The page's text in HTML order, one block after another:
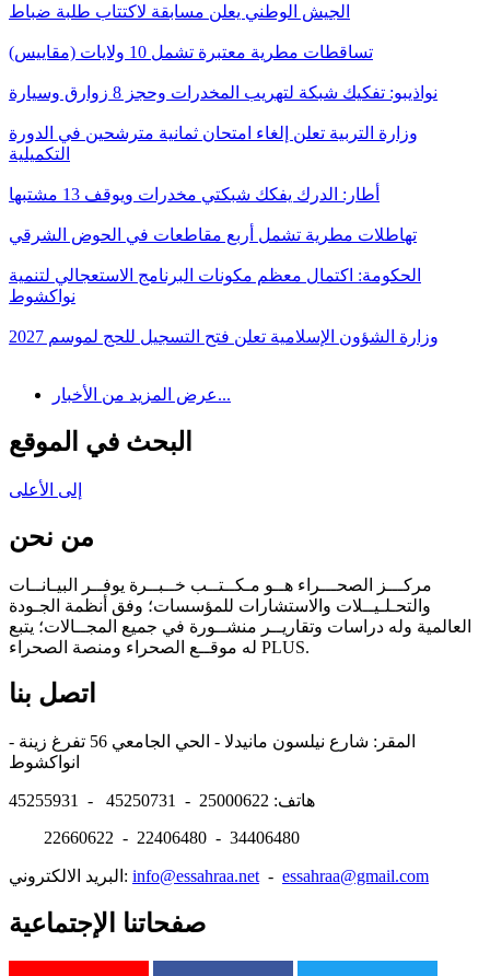
الجيش الوطني يعلن مسابقة لاكتتاب طلبة ضباط
تساقطات مطرية معتبرة تشمل 10 ولايات (مقاييس)
نواذيبو: تفكيك شبكة لتهريب المخدرات وحجز 8 زوارق وسيارة
وزارة التربية تعلن إلغاء امتحان ثمانية مترشحين في الدورة
التكميلية
أطار: الدرك يفكك شبكتي مخدرات ويوقف 13 مشتبها
تهاطلات مطرية تشمل أربع مقاطعات في الحوض الشرقي
الحكومة: اكتمال معظم مكونات البرنامج الاستعجالي لتنمية
نواكشوط
وزارة الشؤون الإسلامية تعلن فتح التسجيل للحج لموسم 2027
عرض المزيد من الأخبار...
البحث في الموقع
إلى الأعلى
من نحن
مركـــز الصحـــراء هــو مـكــتــب خــبــرة يوفــر البيـانــات
والتحـلـيــلات والاستشارات للمؤسسات؛ وفق أنظمة الجـودة
العالمية وله دراسات وتقاريــر منشــورة في جميع المجــالات؛ يتبع
له موقــع الصحراء ومنصة الصحراء PLUS.
اتصل بنا
المقر: شارع نيلسون مانيدلا - الحي الجامعي 56 تفرغ زينة -
هاتف: 25000622 - 45250731 - 45255931
22660622 - 22406480 - 34406480
البريد الالكتروني: info@essahraa.net - essahraa@gmail.com
صفحاتنا الإجتماعية